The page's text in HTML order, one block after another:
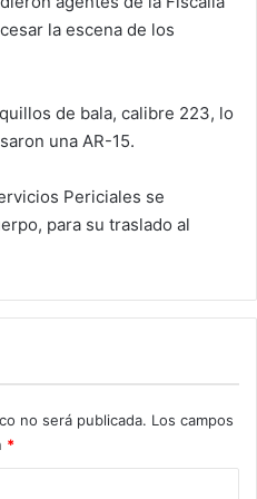
la escena de los
de bala, calibre 223, lo
una AR-15.
Periciales se
para su traslado al
no será publicada. Los campos
*